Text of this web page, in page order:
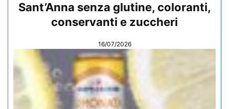
Sant’Anna senza glutine, coloranti,
conservanti e zuccheri
16/07/2026